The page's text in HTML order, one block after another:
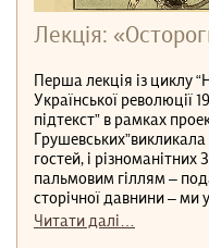
Лекція:
Перша лекція із циклу
Української революції
підтекст” в рамках
гостей, і
пальмовим гіллям –
сторічної давнини – ми
Читати далі…